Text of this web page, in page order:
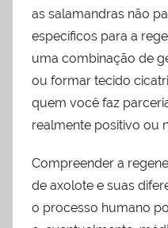
as salamandras não
específicos para a
uma combinação de
ou formar tecido
quem você faz
realmente positivo ou
Compreender a
de axolote e suas
o processo humano